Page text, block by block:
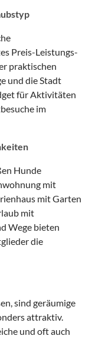
Preis-Leistungs-
praktischen
und die Stadt
für Aktivitäten
im
Hunde
mit
mit Garten
mit
Wege bieten
die
sind geräumige
attraktiv.
und oft auch